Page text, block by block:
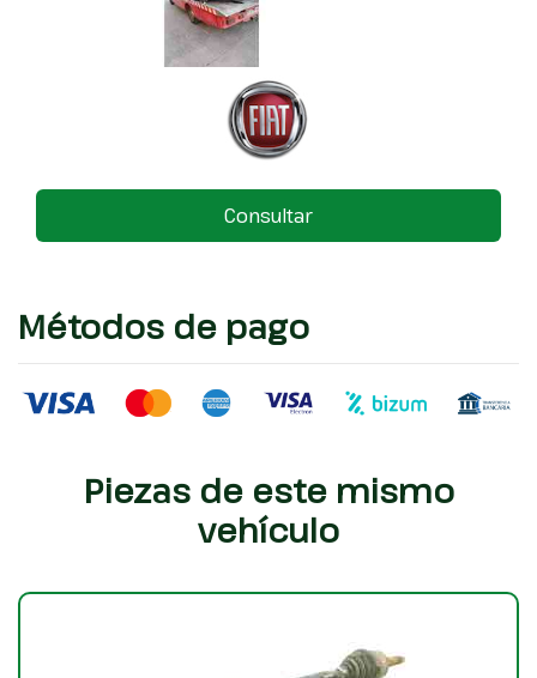
Consultar
Métodos de pago
Piezas de este mismo
vehículo